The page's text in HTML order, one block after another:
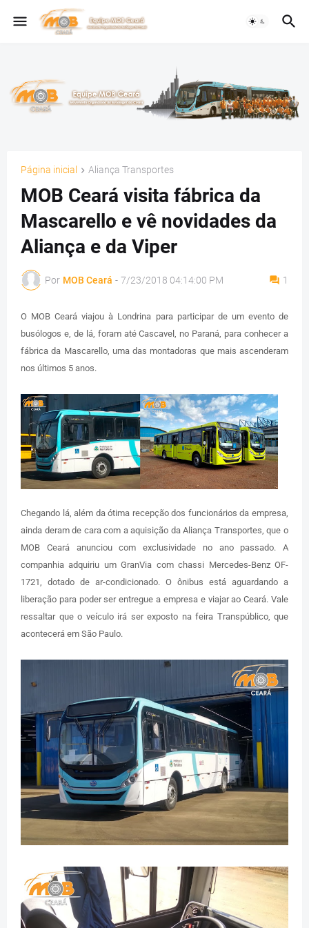
Página inicial Aliança Transportes
MOB Ceará visita fábrica da
Mascarello e vê novidades da
Aliança e da Viper
Por MOB Ceará - 7/23/2018 04:14:00 PM 1
O MOB Ceará viajou à Londrina para participar de um evento de
busólogos e, de lá, foram até Cascavel, no Paraná, para conhecer a
fábrica da Mascarello, uma das montadoras que mais ascenderam
nos últimos 5 anos.
Chegando lá, além da ótima recepção dos funcionários da empresa,
ainda deram de cara com a aquisição da Aliança Transportes, que o
MOB Ceará anunciou com exclusividade no ano passado. A
companhia adquiriu um GranVia com chassi Mercedes-Benz OF-
1721, dotado de ar-condicionado. O ônibus está aguardando a
liberação para poder ser entregue a empresa e viajar ao Ceará. Vale
ressaltar que o veículo irá ser exposto na feira Transpúblico, que
acontecerá em São Paulo.